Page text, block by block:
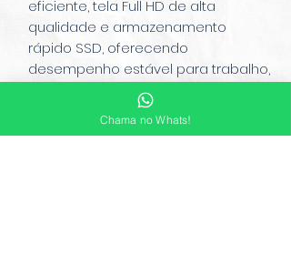
eficiente, tela Full HD de alta
qualidade e armazenamento
rápido SSD, oferecendo
desempenho estável para trabalho,
estudos e multitarefas. Conta com
teclado confortável, design fino e
leve, além de bateria de boa
Chama no Whats!